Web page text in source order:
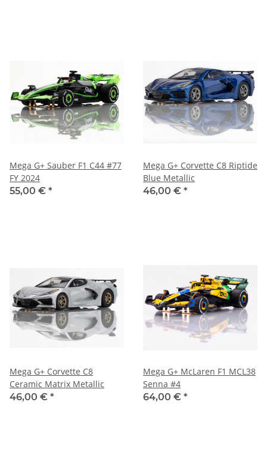
Mega G+ Sauber F1 C44 #77
FY 2024
55,00 € *
Mega G+ Corvette C8 Riptide
Blue Metallic
46,00 € *
Mega G+ Corvette C8
Ceramic Matrix Metallic
46,00 € *
Mega G+ McLaren F1 MCL38
Senna #4
64,00 € *